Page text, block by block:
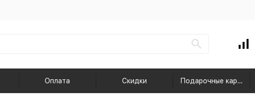
Оплата Скидки Подарочные карты